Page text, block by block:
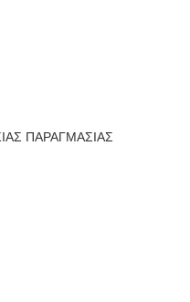
ΠΑΡΑΓΜΑΣΙΑΣ